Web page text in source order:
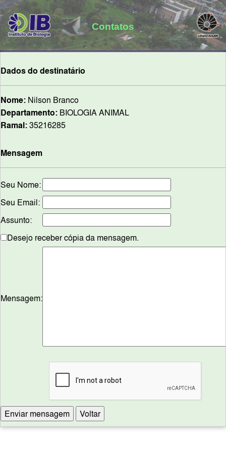
Contatos
Dados do destinatário
Nome: Nilson Branco
Departamento: BIOLOGIA ANIMAL
Ramal:35216285
Mensagem
Seu Nome:
Seu Email:
Assunto:
Desejo receber cópia da mensagem.
Mensagem: